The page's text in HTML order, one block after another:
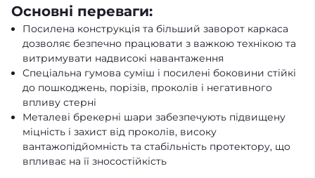
Основні переваги:
Посилена конструкція та більший заворот каркаса
дозволяє безпечно працювати з важкою технікою та
витримувати надвисокі навантаження
Спеціальна гумова суміш і посилені боковини стійкі
до пошкоджень, порізів, проколів і негативного
впливу стерні
Металеві брекерні шари забезпечують підвищену
міцність і захист від проколів, високу
вантажопідйомність та стабільність протектору, що
впливає на її зносостійкість